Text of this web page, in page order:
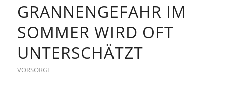
GRANNENGEFAHR IM
SOMMER WIRD OFT
UNTERSCHÄTZT
VORSORGE